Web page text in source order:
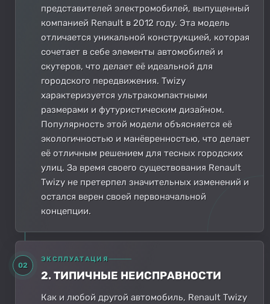
представителей электромобилей, выпущенный
компанией Renault в 2012 году. Эта модель
отличается уникальной конструкцией, которая
сочетает в себе элементы автомобилей и
скутеров, что делает её идеальной для
городского передвижения. Twizy
характеризуется ультракомпактными
размерами и футуристическим дизайном.
Популярность этой модели объясняется её
экологичностью и манёвренностью, что делает
её отличным решением для тесных городских
улиц. За время своего существования Renault
Twizy не претерпел значительных изменений и
остался верен своей первоначальной
концепции.
02
ЭКСПЛУАТАЦИЯ
2. ТИПИЧНЫЕ НЕИСПРАВНОСТИ
Как и любой другой автомобиль, Renault Twizy